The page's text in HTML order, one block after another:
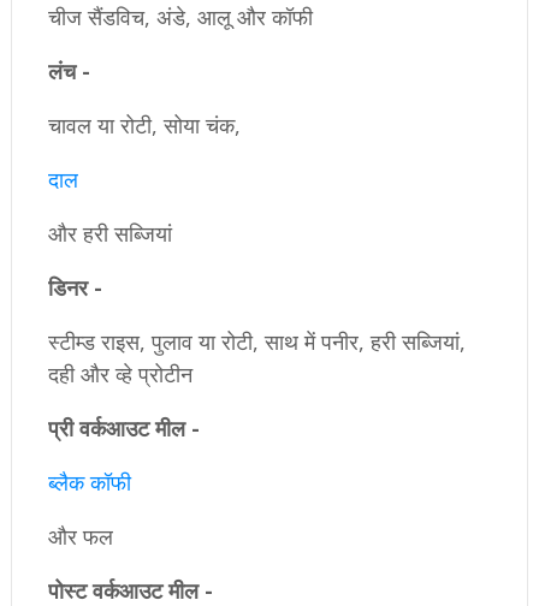
चीज सैंडविच, अंडे, आलू और कॉफी
लंच -
चावल या रोटी, सोया चंक,
दाल
और हरी सब्जियां
डिनर -
स्टीम्ड राइस, पुलाव या रोटी, साथ में पनीर, हरी सब्जियां,
दही और व्हे प्रोटीन
प्री वर्कआउट मील -
ब्लैक कॉफी
और फल
पोस्ट वर्कआउट मील -